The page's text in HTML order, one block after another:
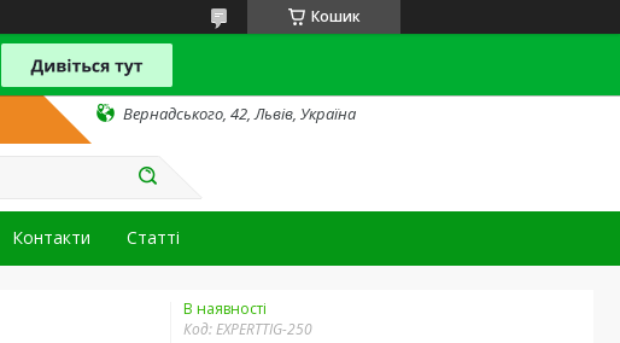
Кошик
Вернадського, 42, Львів, Україна
Контакти Статті
В наявності
Код:EXPERTTIG-250